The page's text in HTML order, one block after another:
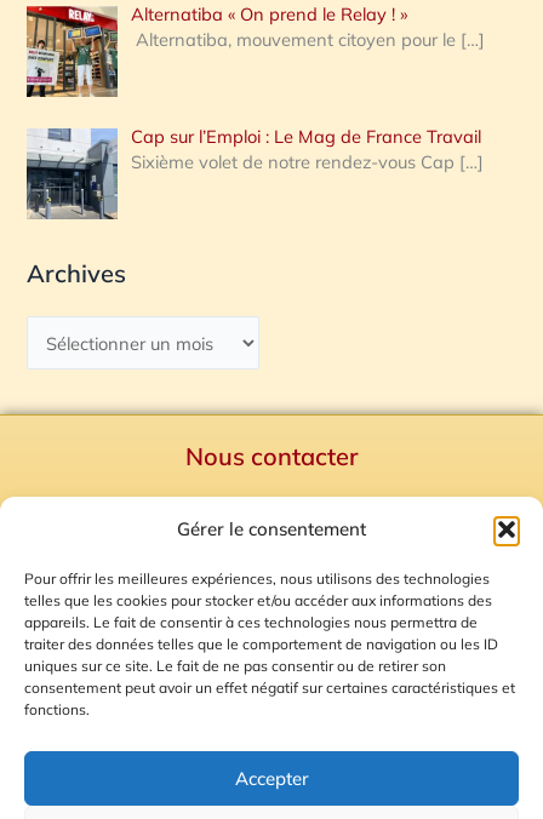
Gérer le consentement
Pour offrir les meilleures expériences, nous utilisons des technologies
telles que les cookies pour stocker et/ou accéder aux informations des
appareils. Le fait de consentir à ces technologies nous permettra de
traiter des données telles que le comportement de navigation ou les ID
uniques sur ce site. Le fait de ne pas consentir ou de retirer son
consentement peut avoir un effet négatif sur certaines caractéristiques et
fonctions.
Accepter
Alternatiba « On prend le Relay ! »
Alternatiba, mouvement citoyen pour le […]
Cap sur l’Emploi : Le Mag de France Travail
Sixième volet de notre rendez-vous Cap […]
Archives
Nous contacter
Mentions Légales
Plan du site
Gestion des Cookies